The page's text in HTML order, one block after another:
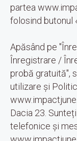
partea
folosind butonul
Apăsând pe
Înregistrare /
probă gratuită",
utilizare și
Dacia 23.
telefonice și
© 2026 impact.
Politica de